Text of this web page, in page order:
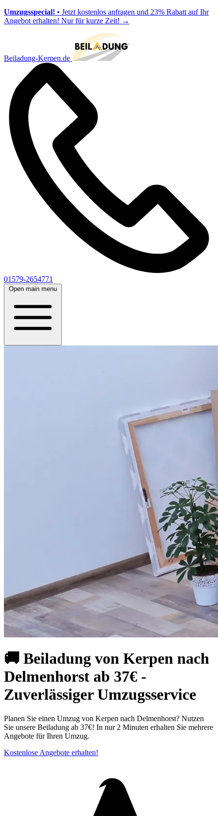
Umzugsspecial! • Jetzt kostenlos anfragen und 23% Rabatt auf Ihr
Angebot erhalten! Nur für kurze Zeit! →
Beiladung-Kerpen.de
01579-2654771
Open main menu
🚚 Beiladung von Kerpen nach
Delmenhorst ab 37€ -
Zuverlässiger Umzugsservice
Planen Sie einen Umzug von Kerpen nach Delmenhorst? Nutzen
Sie unsere Beiladung ab 37€! In nur 2 Minuten erhalten Sie mehrere
Angebote für Ihren Umzug.
Kostenlose Angebote erhalten!